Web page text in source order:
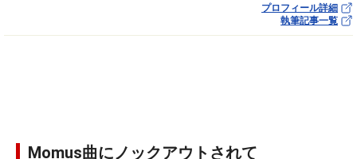
プロフィール詳細
執筆記事一覧
Momus曲にノックアウトされて